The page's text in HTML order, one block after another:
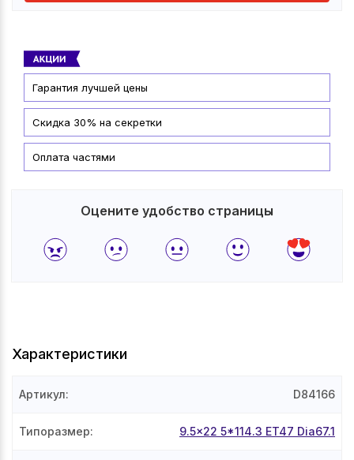
Гарантия лучшей цены
Скидка 30% на секретки
Оплата частями
Оцените удобство страницы
Характеристики
Артикул: D84166
Типоразмер: 9.5x22 5*114.3 ET47 Dia67.1